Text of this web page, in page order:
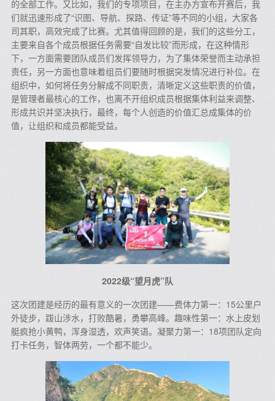
的全部工作。又比如，我们的专项项目，在主办方宣布开赛后，我
们就迅速形成了“识图、导航、探路、传证”等不同的小组，大家各
司其职，高效完成了比赛。尤其值得回顾的是，我们的这些分工，
主要来自各个成员根据任务需要“自发比较”而形成，在这种情形
下，一方面需要团队成员们发挥领导力，为了集体荣誉而主动承担
责任，另一方面也意味着组员们要随时根据突发情况进行补位。在
组织中，如何将任务分解成不同职责，清晰定义这些职责的价值，
是管理者最核心的工作，也离不开组织成员根据集体利益来调整、
形成共识并坚决执行，最终，每个人创造的价值汇总成集体的价
值，让组织和成员都能受益。
2022级“望月虎”队
这次团建是经历的最有意义的一次团建——费体力第一：15公里户
外徒步，跋山涉水，打败酷暑，勇攀高峰。趣味性第一：水上皮划
艇疯抢小黄鸭，浑身湿透，欢声笑语。凝聚力第一：18项团队定向
打卡任务，智体两劳，一个都不能少。